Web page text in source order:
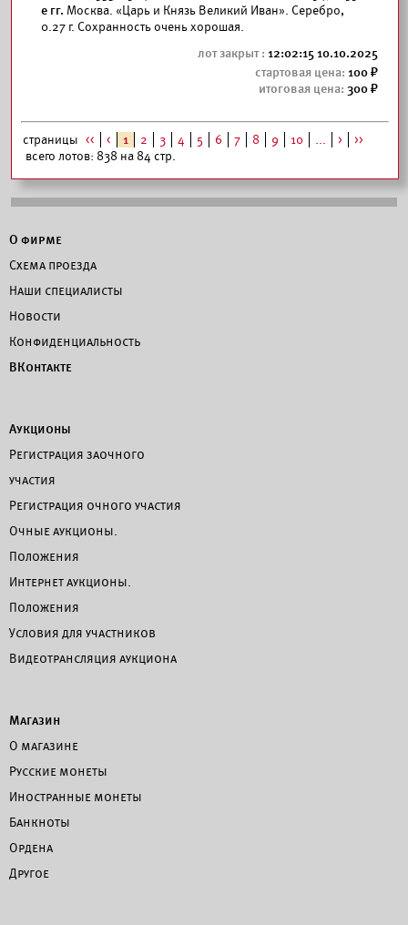
е гг. Москва. «Царь и Князь Великий Иван». Серебро,
0.27 г. Сохранность очень хорошая.
12:02:15 10.10.2025
100
300
страницы << < 1 2 3 4 5 6 7 8 9 10 ... >
>>
всего лотов: 838 на 84 стр.
О фирме
Схема проезда
Наши специалисты
Новости
Конфиденциальность
ВКонтакте
Аукционы
Регистрация заочного
участия
Регистрация очного участия
Очные аукционы.
Положения
Интернет аукционы.
Положения
Условия для участников
Видеотрансляция аукциона
Магазин
О магазине
Русские монеты
Иностранные монеты
Банкноты
Ордена
Другое